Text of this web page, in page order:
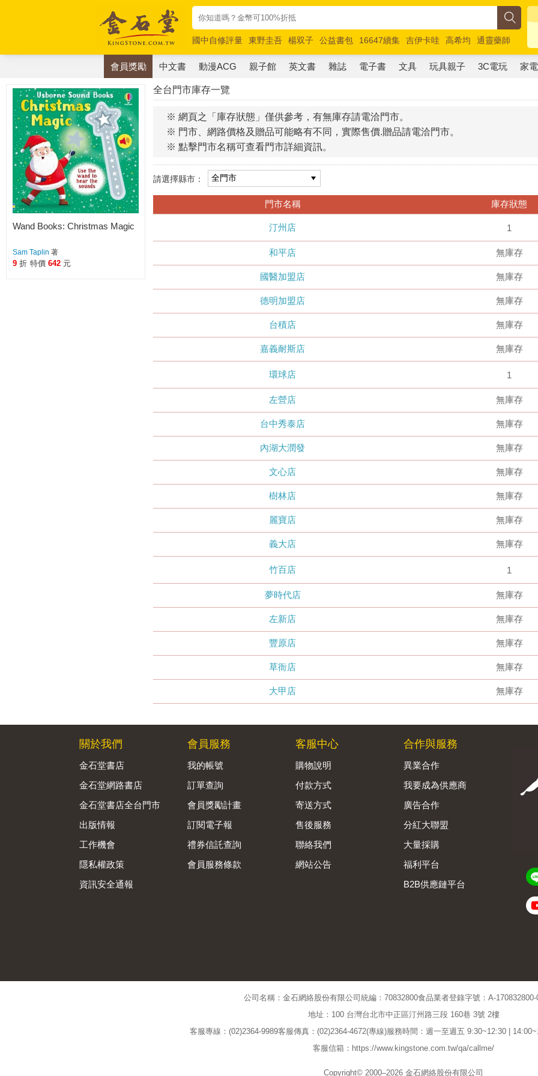
國中自修評量 東野圭吾 楊双子 公益書包 16647續集 吉伊卡哇 高希均
通靈藥師
唯紅花綻放
奧德賽 路邊攤新作 馬斯克 玩具總動員5 超慢跑
會員獎勵 中文書 動漫ACG 親子館 英文書 雜誌 電子書 文具 玩具親子 3C電玩 家電
全台門市庫存一覽
※ 網頁之「庫存狀態」僅供參考，有無庫存請電洽門市。
※ 門市、網路價格及贈品可能略有不同，實際售價.贈品請電洽門市。
※ 點擊門市名稱可查看門市詳細資訊。
請選擇縣市：
門市名稱 庫存狀態
汀州店 1
和平店 無庫存
國醫加盟店 無庫存
德明加盟店 無庫存
台積店 無庫存
嘉義耐斯店 無庫存
環球店 1
左營店 無庫存
台中秀泰店 無庫存
內湖大潤發 無庫存
文心店 無庫存
樹林店 無庫存
麗寶店 無庫存
義大店 無庫存
竹百店 1
夢時代店 無庫存
左新店 無庫存
豐原店 無庫存
草衙店 無庫存
大甲店 無庫存
Wand Books: Christmas Magic
Sam Taplin 著
9 折 特價 642 元
關於我們
金石堂書店
金石堂網路書店
金石堂書店全台門市
出版情報
工作機會
隱私權政策
資訊安全通報
會員服務
我的帳號
訂單查詢
會員獎勵計畫
訂閱電子報
禮券信託查詢
會員服務條款
客服中心
購物說明
付款方式
寄送方式
售後服務
聯絡我們
網站公告
合作與服務
異業合作
我要成為供應商
廣告合作
分紅大聯盟
大量採購
福利平台
B2B供應鏈平台
公司名稱：金石網絡股份有限公司 統編：70832800食品業者登錄字號：A-170832800-
地址：100 台灣台北市中正區汀州路三段 160巷 3號 2樓
客服專線：(02)2364-9989客服傳真：(02)2364-4672(專線)服務時間：週一至週五 9:30~12:30 |
客服信箱：https://www.kingstone.com.tw/qa/callme/
Copyright© 2000–2026 金石網絡股份有限公司